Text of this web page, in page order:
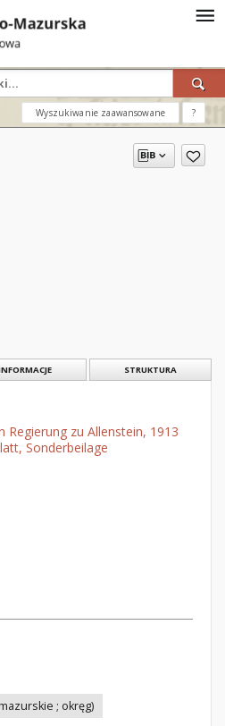
Wyszukiwanie zaawansowane ?
STRUKTURA
Regierung zu Allenstein, 1913
Sonderbeilage
; okręg)